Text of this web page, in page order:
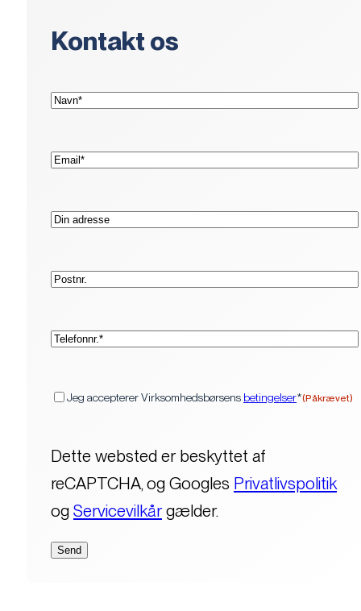
Kontakt os
Navn*
E-
mail*
Adresse
Postnr.
Telefon*
Jeg accepterer Virksomhedsbørsens betingelser*(Påkrævet)
Dette websted er beskyttet af
reCAPTCHA, og Googles Privatlivspolitik
og Servicevilkårgælder.